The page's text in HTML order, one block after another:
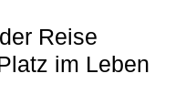
Reise
im Leben